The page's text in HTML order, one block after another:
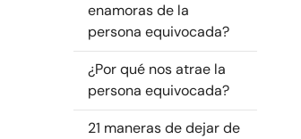
enamoras de la
persona equivocada?
¿Por qué nos atrae la
persona equivocada?
21 maneras de dejar de